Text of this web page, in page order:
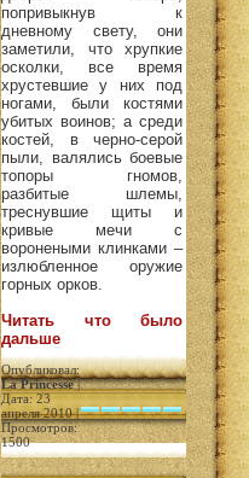
попривыкнув к
дневному свету, они
заметили, что хрупкие
осколки, все время
хрустевшие у них под
ногами, были костями
убитых воинов; а среди
костей, в черно-серой
пыли, валялись боевые
топоры гномов,
разбитые шлемы,
треснувшие щиты и
кривые мечи с
воронеными клинками –
излюбленное оружие
горных орков.
Читать что было
дальше
Опубликовал:
La Princesse|
Дата: 23
апреля 2010 |
Просмотров:
1500